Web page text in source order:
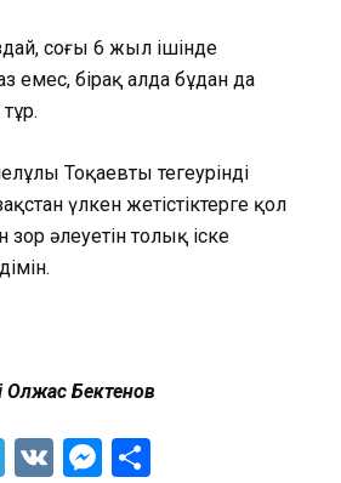
соңғы 6 жыл ішінде
емес, бірақ алда бұдан да
Тоқаевтың тегеурінді
үлкен жетістіктерге қол
зор әлеуетін толық іске
Олжас Бектенов
Telegram
VK Messenger